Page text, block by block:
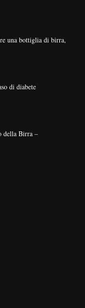
una bottiglia di birra,
di diabete
della Birra –